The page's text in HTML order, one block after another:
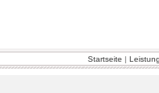
Startseite |